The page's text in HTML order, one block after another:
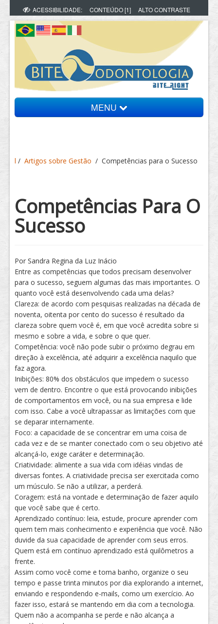
ACESSIBILIDADE: CONTEÚDO [1] ALTO CONTRASTE
MENU
Vídeos
Tratamento
l / Artigos sobre Gestão / Competências para o Sucesso
Competências Para O
Sucesso
Por Sandra Regina da Luz Inácio
Entre as competências que todos precisam desenvolver
para o sucesso, seguem algumas das mais importantes. O
quanto você está desenvolvendo cada uma delas?
Clareza: de acordo com pesquisas realizadas na década de
noventa, oitenta por cento do sucesso é resultado da
clareza sobre quem você é, em que você acredita sobre si
mesmo e sobre a vida, e sobre o que quer.
Competência: você não pode subir o próximo degrau em
direção à excelência, até adquirir a excelência naquilo que
faz agora.
Inibições: 80% dos obstáculos que impedem o sucesso
vem de dentro. Encontre o que está provocando inibições
de comportamentos em você, ou na sua empresa e lide
com isso. Cabe a você ultrapassar as limitações com que
se deparar internamente.
Foco: a capacidade de se concentrar em uma coisa de
cada vez e de se manter conectado com o seu objetivo até
alcançá-lo, exige caráter e determinação.
Criatividade: alimente a sua vida com idéias vindas de
diversas fontes. A criatividade precisa ser exercitada como
um músculo. Se não a utilizar, a perderá.
Coragem: está na vontade e determinação de fazer aquilo
que você sabe que é certo.
Aprendizado contínuo: leia, estude, procure aprender com
quem tem mais conhecimento e experiência que você. Não
duvide da sua capacidade de aprender com seus erros.
Quem está em contínuo aprendizado está quilômetros a
frente.
Assim como você come e toma banho, organize o seu
tempo e passe trinta minutos por dia explorando a internet,
enviando e respondendo e-mails, como um exercício. Ao
fazer isso, estará se mantendo em dia com a tecnologia.
Quem não a acompanha se perde e não alcança a